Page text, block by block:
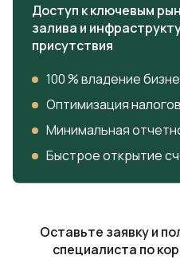
Доступ к ключевым
залива и
присутствия
100 % владение
Оптимизация
Минимальная
Быстрое открытие
Оставьте заявку и
специалиста по